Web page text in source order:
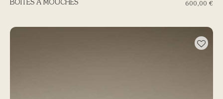
600,00 €
BOÎTES À MOUCHES